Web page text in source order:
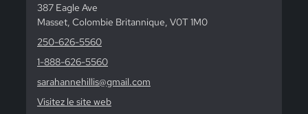
387 Eagle Ave
Masset, Colombie Britannique, V0T 1M0
250-626-5560
1-888-626-5560
sarahannehillis@gmail.com
Visitez le site web